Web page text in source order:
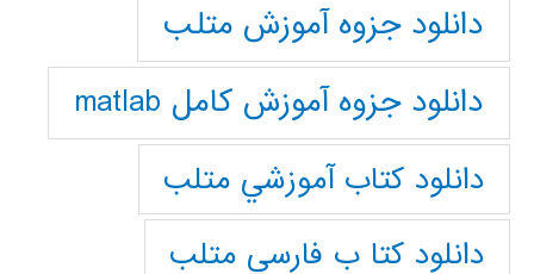
دانلود جزوه آموزش متلب
دانلود جزوه آموزش کامل matlab
دانلود كتاب آموزشي متلب
دانلود كتا ب فارسي متلب